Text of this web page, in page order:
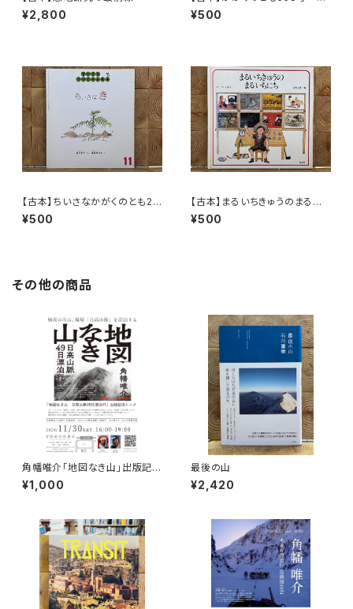
¥2,800
んぎょのきんちゃん
¥500
【古本】ちいさなかがくのとも20
号 ちいさなき
¥500
【古本】まるいちきゅうのまるい
ちにち
¥500
その他の商品
角幡唯介「地図なき山」出版記念
トークイベント録画視聴権
¥1,000
最後の山
¥2,420